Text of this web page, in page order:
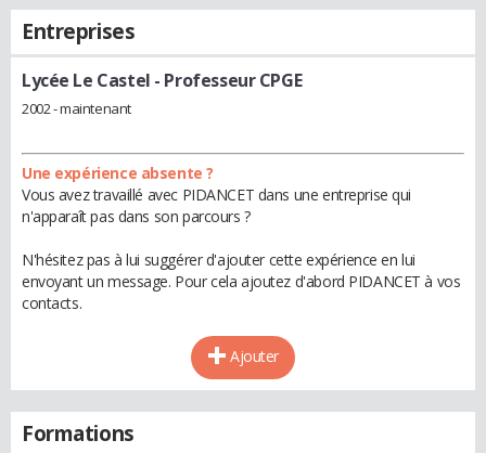
Entreprises
Lycée Le Castel - Professeur CPGE
2002 - maintenant
Une expérience absente ?
Vous avez travaillé avec PIDANCET dans une entreprise qui
n'apparaît pas dans son parcours ?
N'hésitez pas à lui suggérer d'ajouter cette expérience en lui
envoyant un message. Pour cela ajoutez d'abord PIDANCET à vos
contacts.
Ajouter
Formations